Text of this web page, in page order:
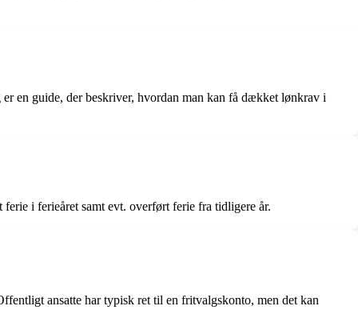
en guide, der beskriver, hvordan man kan få dækket lønkrav i
i ferieåret samt evt. overført ferie fra tidligere år.
ansatte har typisk ret til en fritvalgskonto, men det kan